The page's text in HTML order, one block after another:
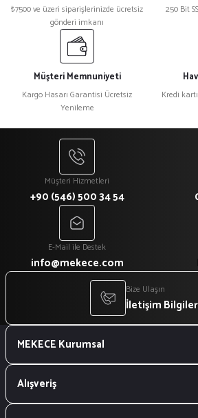
₺ 47
%15
Kristal Plaket Ekt-165a
₺ 918
₺7500 ve üzeri siparişlerinizde ücretsiz
gönderi imkanı
250 Bit
Müşteri Memnuniyeti
Kargo Hasarı Garantisi Ücretsiz
Yenileme
Kredi
Müşteri Hizmetleri
+90 (546) 500 34 54
E-Mail ile Destek
info@mekece.com
Bize Ulaşın
İletişim
MEKECE Kurumsal
Alışveriş